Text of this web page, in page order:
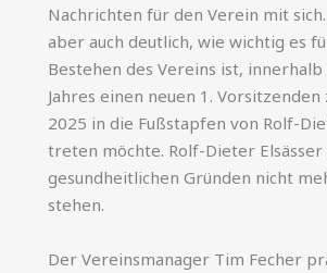
Nachrichten für den Verein mit
aber auch deutlich, wie wichtig es
Bestehen des Vereins ist, innerhalb
Jahres einen neuen 1.
2025 in die Fußstapfen von Rolf-
treten möchte. Rolf-Dieter Elsässer
gesundheitlichen Gründen nicht
stehen.
Der Vereinsmanager Tim Fecher